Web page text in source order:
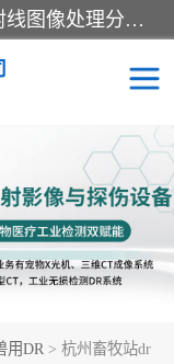
佳信电子是专门从事研发和销售X射线图像处理分析和X射线设备的高端技术公司，先进的图像处理技术帮助用户更加准确的判断图像，为科研和检测提供可靠保证，现有产品包括电力GIS探伤X射线检测系统，电力耐张线夹探伤X射线检测系统，便携式X射线，兽用图像的增强软件工具包，工业和兽用便携式DR，实验室CT，桌面CT等。
用DR > 杭州畜牧站dr
伤仪GIS探伤仪
射线源
科X光机DR